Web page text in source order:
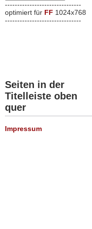
-------------------------------
optimiert für FF 1024x768
-------------------------------
Seiten in der
Titelleiste oben
quer
Impressum